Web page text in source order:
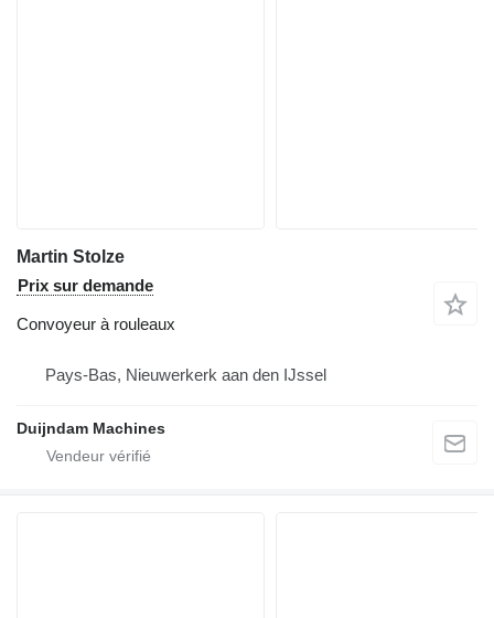
Martin Stolze
Prix sur demande
Convoyeur à rouleaux
Pays-Bas, Nieuwerkerk aan den IJssel
Duijndam Machines